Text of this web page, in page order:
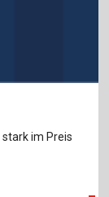
stark im Preis